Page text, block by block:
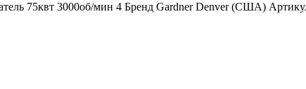
75квт 3000об/мин 4 Бренд Gardner Denver (США)